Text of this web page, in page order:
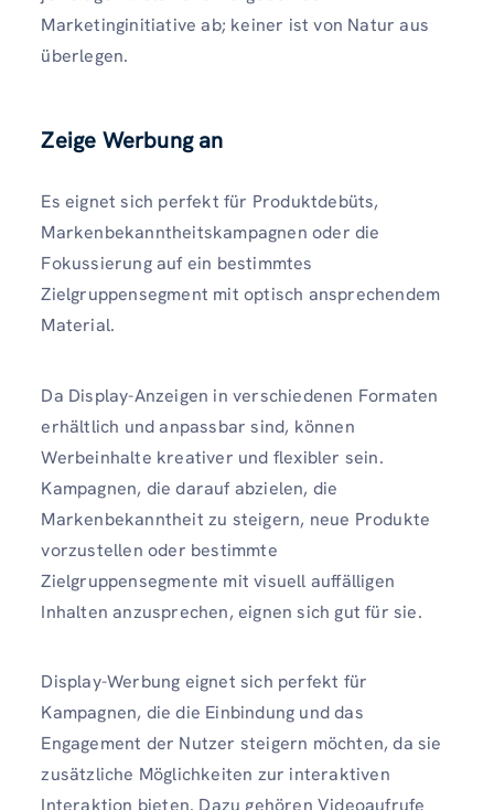
Marketinginitiative ab; keiner ist von Natur aus
überlegen.
Zeige Werbung an
Es eignet sich perfekt für Produktdebüts,
Markenbekanntheitskampagnen oder die
Fokussierung auf ein bestimmtes
Zielgruppensegment mit optisch ansprechendem
Material.
Da Display-Anzeigen in verschiedenen Formaten
erhältlich und anpassbar sind, können
Werbeinhalte kreativer und flexibler sein.
Kampagnen, die darauf abzielen, die
Markenbekanntheit zu steigern, neue Produkte
vorzustellen oder bestimmte
Zielgruppensegmente mit visuell auffälligen
Inhalten anzusprechen, eignen sich gut für sie.
Display-Werbung eignet sich perfekt für
Kampagnen, die die Einbindung und das
Engagement der Nutzer steigern möchten, da sie
zusätzliche Möglichkeiten zur interaktiven
Interaktion bieten. Dazu gehören Videoaufrufe